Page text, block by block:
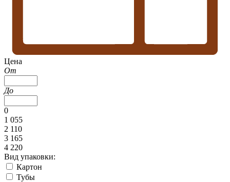
Цена
От
До
0
1 055
2 110
3 165
4 220
Вид упаковки:
Картон
Тубы